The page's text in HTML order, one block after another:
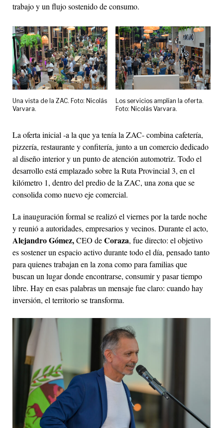
trabajo y un flujo sostenido de consumo.
Una vista de la ZAC. Foto: Nicolás
Varvara.
Los servicios amplían la oferta.
Foto: Nicolás Varvara.
La oferta inicial -a la que ya tenía la ZAC- combina cafetería,
pizzería, restaurante y confitería, junto a un comercio dedicado
al diseño interior y un punto de atención automotriz. Todo el
desarrollo está emplazado sobre la Ruta Provincial 3, en el
kilómetro 1, dentro del predio de la ZAC, una zona que se
consolida como nuevo eje comercial.
La inauguración formal se realizó el viernes por la tarde noche
y reunió a autoridades, empresarios y vecinos. Durante el acto,
Alejandro Gómez,CEO deCoraza, fue directo: el objetivo
es sostener un espacio activo durante todo el día, pensado tanto
para quienes trabajan en la zona como para familias que
buscan un lugar donde encontrarse, consumir y pasar tiempo
libre. Hay en esas palabras un mensaje fue claro: cuando hay
inversión, el territorio se transforma.